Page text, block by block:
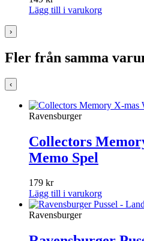
Lägg till i varukorg
›
Fler från samma
‹
Ravensburger
Collectors
Memo Spel
179 kr
Lägg till i varukorg
Ravensburger